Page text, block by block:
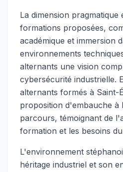
La dimension pragmatique
formations proposées,
académique et immersion
environnements
alternants une vision
cybersécurité industrielle.
alternants formés à Saint-
proposition d'embauche à
parcours, témoignant de
formation et les besoins
L'environnement
héritage industriel et son